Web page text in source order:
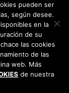
pueden ser
según desee.
en la
de su
las cookies
de las
web. Más
de nuestra